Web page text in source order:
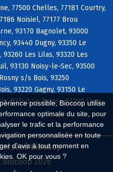
possible, Biocoop utilise
optimale du site, pour
le trafic et la performance
personnalisée en toute
d'avis à tout moment en
OK pour vous ?
77500 Chelles, 77181 Courtry,
Noisiel, 77177 Brou
93170 Bagnolet, 93000
93440 Dugny, 93350 Le
Les Lilas, 93320 Les
93130 Noisy-le-Sec, 93500
s/s Bois, 93250
93220 Gagny, 93150 Le
93340 Le Raincy, 93190 Livry-
réseau Biocoop
2026